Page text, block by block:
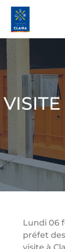
Lundi 06
préfet